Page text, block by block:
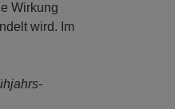
Wirkung
wird. Im